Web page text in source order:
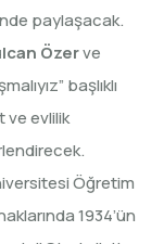
paylaşacak.
Özerve
başlıklı
ve evlilik
Öğretim
1934’ün